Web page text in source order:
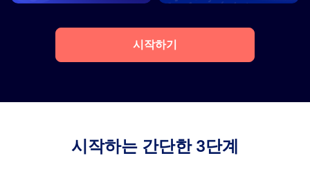
시작하기
시작하는 간단한 3단계